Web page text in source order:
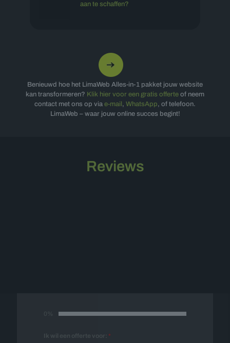
aan te schaffen?
Benieuwd hoe het LimaWeb Alles-in-1 pakket jouw website
kan transformeren? Klik hier voor een gratis offerte of neem
contact met ons op via e-mail , WhatsApp, of telefoon.
LimaWeb – waar jouw online succes begint!
Reviews
0%
Ik wil een offerte voor: *